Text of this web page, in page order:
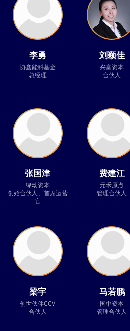
李勇
协鑫能科基金
总经理
刘颖佳
兴富资本
合伙人
张国津
绿动资本
创始合伙人、首席运营
官
费建江
元禾原点
管理合伙人
梁宇
创世伙伴CCV
合伙人
马若鹏
国中资本
管理合伙人